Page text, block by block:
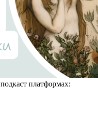
платформах: